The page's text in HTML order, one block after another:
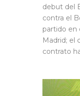
debut del
contra el
partido en
Madrid; el
contrato